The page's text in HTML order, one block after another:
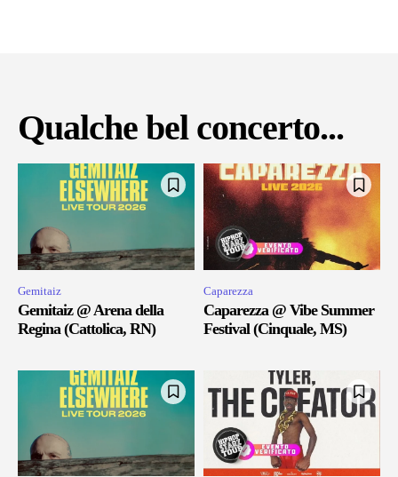
Qualche bel concerto...
Gemitaiz
Gemitaiz @ Arena della
Regina (Cattolica, RN)
Caparezza
Caparezza @ Vibe Summer
Festival (Cinquale, MS)